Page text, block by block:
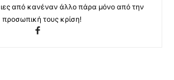
από κανέναν άλλο πάρα μόνο από την
προσωπική τους κρίση!